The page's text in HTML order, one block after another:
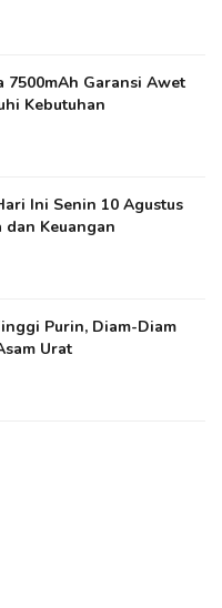
7500mAh Garansi Awet
Kebutuhan
Ini Senin 10 Agustus
dan Keuangan
Purin, Diam-Diam
Urat